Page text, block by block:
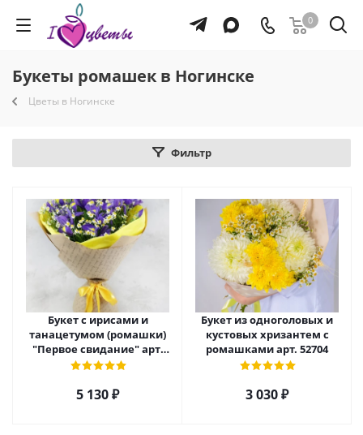
0
Букеты ромашек в Ногинске
Цветы в Ногинске
Фильтр
Букет с ирисами и
танацетумом (ромашки)
"Первое свидание" арт.
36295
5 130₽
Букет из одноголовых и
кустовых хризантем с
ромашками арт. 52704
3 030₽